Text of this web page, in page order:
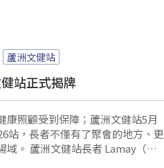
蘆洲文健站
站正式揭牌
康照顧受到保障；蘆洲文健站5月
站，長者不僅有了聚會的地方、更
（孔
站成立了，有非常多位的長者一